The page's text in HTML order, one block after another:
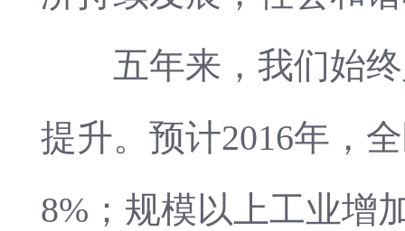
五年来，我们始终
提升。预计2016年，
8%；规模以上工业增